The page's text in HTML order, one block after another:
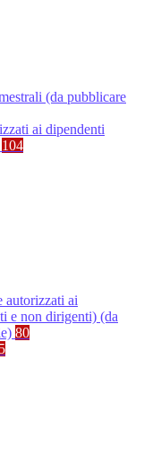
(da pubblicare
ai dipendenti
104
autorizzati ai
e non dirigenti) (da
80
5